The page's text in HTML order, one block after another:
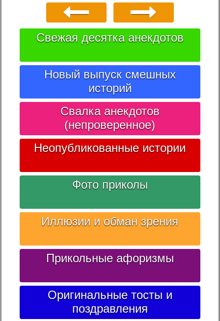
Свежая десятка анекдотов
Новый выпуск смешных
историй
Свалка анекдотов
(непроверенное)
Неопубликованные истории
Фото приколы
Иллюзии и обман зрения
Прикольные афоризмы
Оригинальные тосты и
поздравления